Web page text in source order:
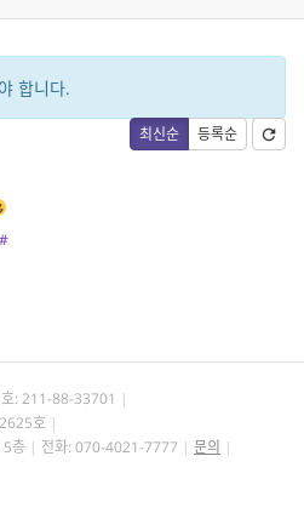
합니다.
최신순 등록순
#
: 211-88-33701
호
5층
전화: 070-4021-7777
문의